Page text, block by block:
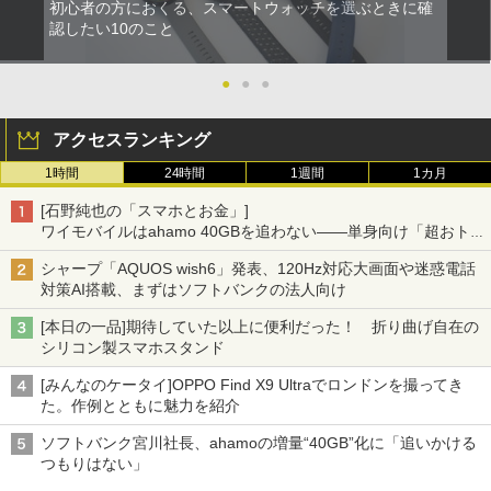
初心者の方におくる、スマートウォッチを選ぶときに確
認したい10のこと
● ● ●
アクセスランキング
1時間 24時間 1週間 1カ月
[石野純也の「スマホとお金」]
ワイモバイルはahamo 40GBを追わない――単身向け「超おトク
割」の安さと1年限定の注意点
シャープ「AQUOS wish6」発表、120Hz対応大画面や迷惑電話
対策AI搭載、まずはソフトバンクの法人向け
[本日の一品]期待していた以上に便利だった！ 折り曲げ自在の
シリコン製スマホスタンド
[みんなのケータイ]OPPO Find X9 Ultraでロンドンを撮ってき
た。作例とともに魅力を紹介
ソフトバンク宮川社長、ahamoの増量“40GB”化に「追いかける
つもりはない」